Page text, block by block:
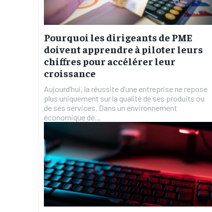
Pourquoi les dirigeants de PME
doivent apprendre à piloter leurs
chiffres pour accélérer leur
croissance
Aujourd’hui, la réussite d’une entreprise ne repose
plus uniquement sur la qualité de ses produits ou
de ses services. Dans un environnement
économique de...